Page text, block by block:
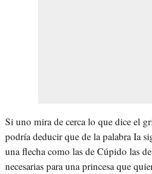
Si uno mira de cerca lo que dice el
podría deducir que de la palabra Ia
una flecha como las de Cúpido las de
necesarias para una princesa que